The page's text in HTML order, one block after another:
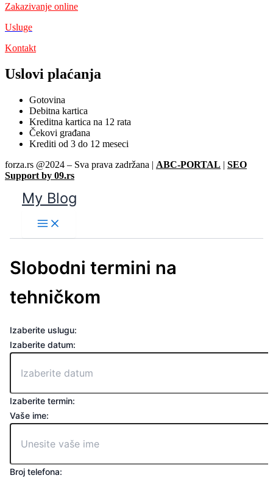
Zakazivanje online
Usluge
Kontakt
Uslovi plaćanja
Gotovina
Debitna kartica
Kreditna kartica na 12 rata
Čekovi građana
Krediti od 3 do 12 meseci
forza.rs @2024 – Sva prava zadržana | ABC-PORTAL | SEO
Support by 09.rs